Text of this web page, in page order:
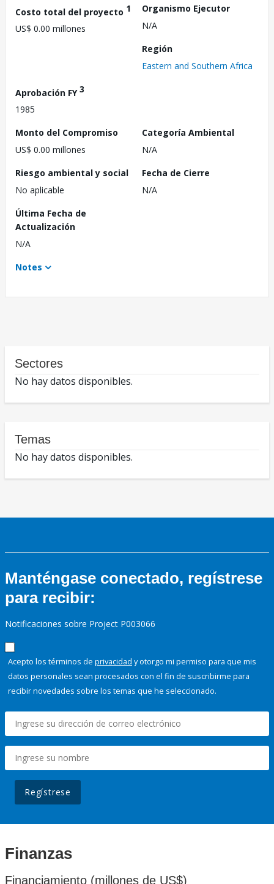
Costo total del proyecto 1
US$ 0.00 millones
Organismo Ejecutor
N/A
Región
Eastern and Southern Africa
Aprobación FY3
1985
Monto del Compromiso
US$ 0.00 millones
Categoría Ambiental
N/A
Riesgo ambiental y social
No aplicable
Fecha de Cierre
N/A
Última Fecha de
Actualización
N/A
Notes
Sectores
No hay datos disponibles.
Temas
No hay datos disponibles.
Manténgase conectado, regístrese
para recibir:
Notificaciones sobre Project P003066
Acepto los términos de privacidad y otorgo mi permiso para que mis
datos personales sean procesados con el fin de suscribirme para
recibir novedades sobre los temas que he seleccionado.
Regístrese
Finanzas
Financiamiento (millones de US$)